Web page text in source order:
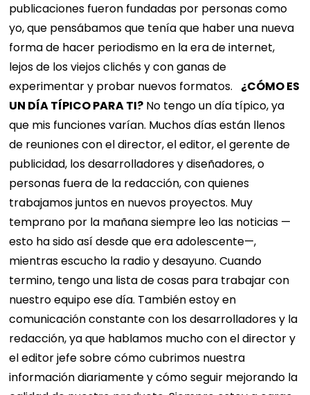
publicaciones fueron fundadas por personas como
yo, que pensábamos que tenía que haber una nueva
forma de hacer periodismo en la era de internet,
lejos de los viejos clichés y con ganas de
experimentar y probar nuevos formatos. ¿CÓMO ES
UN DÍA TÍPICO PARA TI? No tengo un día típico, ya
que mis funciones varían. Muchos días están llenos
de reuniones con el director, el editor, el gerente de
publicidad, los desarrolladores y diseñadores, o
personas fuera de la redacción, con quienes
trabajamos juntos en nuevos proyectos. Muy
temprano por la mañana siempre leo las noticias —
esto ha sido así desde que era adolescente—,
mientras escucho la radio y desayuno. Cuando
termino, tengo una lista de cosas para trabajar con
nuestro equipo ese día. También estoy en
comunicación constante con los desarrolladores y la
redacción, ya que hablamos mucho con el director y
el editor jefe sobre cómo cubrimos nuestra
información diariamente y cómo seguir mejorando la